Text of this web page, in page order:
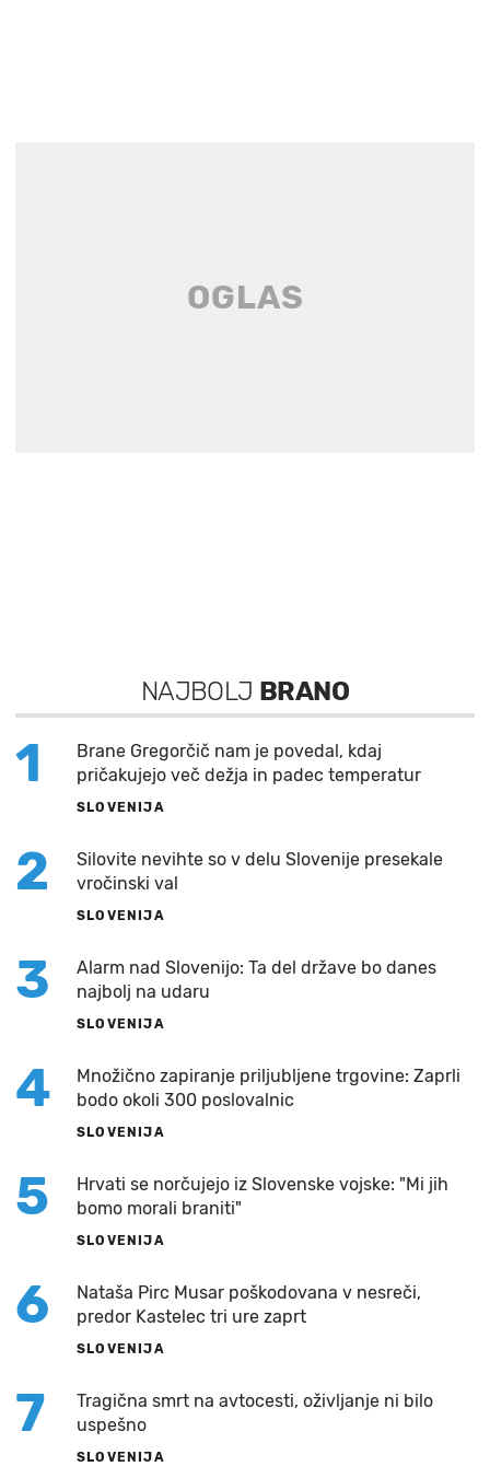
NAJBOLJ BRANO
1
Brane Gregorčič nam je povedal, kdaj
pričakujejo več dežja in padec temperatur
SLOVENIJA
2
Silovite nevihte so v delu Slovenije presekale
vročinski val
SLOVENIJA
3
Alarm nad Slovenijo: Ta del države bo danes
najbolj na udaru
SLOVENIJA
4
Množično zapiranje priljubljene trgovine: Zaprli
bodo okoli 300 poslovalnic
SLOVENIJA
5
Hrvati se norčujejo iz Slovenske vojske: "Mi jih
bomo morali braniti"
SLOVENIJA
6
Nataša Pirc Musar poškodovana v nesreči,
predor Kastelec tri ure zaprt
SLOVENIJA
7
Tragična smrt na avtocesti, oživljanje ni bilo
uspešno
SLOVENIJA